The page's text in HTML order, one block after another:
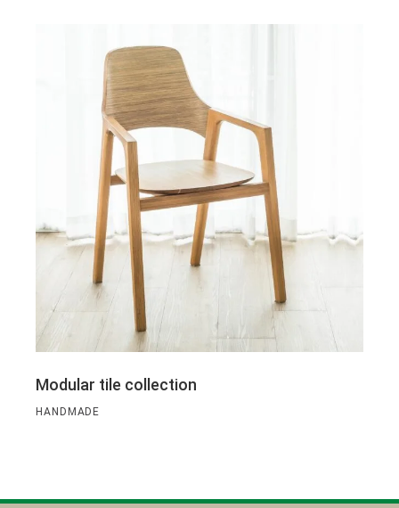
Modular tile collection
HANDMADE